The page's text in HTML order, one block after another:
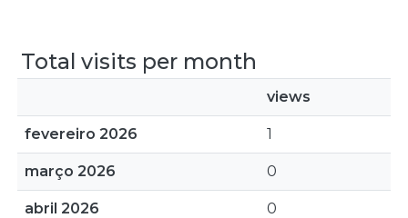
Total visits per month
views
fevereiro 2026 1
março 2026 0
abril 2026 0